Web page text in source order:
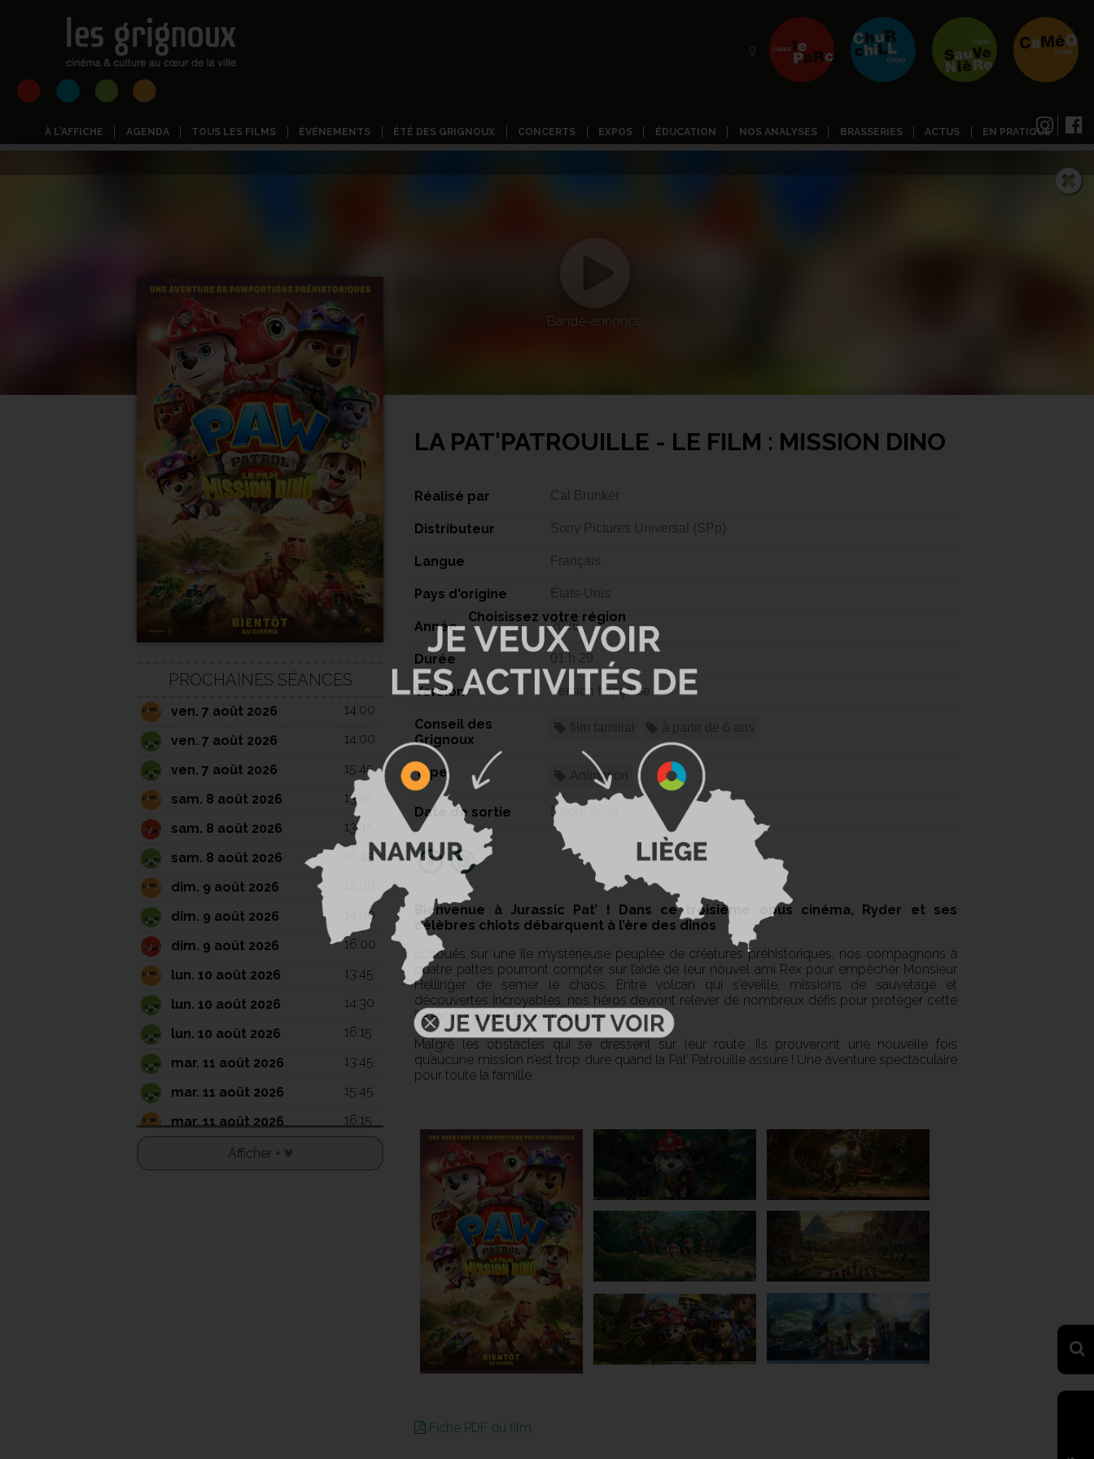
À L'AFFICHE AGENDA TOUS LES FILMS ÉVÉNEMENTS ÉTÉ DES GRIGNOUX CONCERTS EXPOS ÉDUCATION NOS ANALYSES BRASSERIES ACTUS EN PRATIQUE
Bande-annonce
PROCHAINES SÉANCES
ven. 7 août 2026
14:00
ven. 7 août 2026
14:00
ven. 7 août 2026
15:45
sam. 8 août 2026
13:45
sam. 8 août 2026
13:45
sam. 8 août 2026
16:45
dim. 9 août 2026
dim. 9 août 2026
14:00
dim. 9 août 2026
16:00
lun. 10 août 2026
13:45
lun. 10 août 2026
14:30
lun. 10 août 2026
16:15
mar. 11 août 2026
13:45
mar. 11 août 2026
15:45
mar. 11 août 2026
16:15
mer. 12 août 2026
Afficher +
LA PAT'PATROUILLE - LE FILM : MISSION DINO
Réalisé par Cal Brunker
Distributeur Sony Pictures Universal (SPp)
Langue Français
Pays d'origine États-Unis
Année 2026
Durée 01 h 29
Version Version française
Conseil des
Grignoux
Type Animation
Date de sortie 5 août 2026
Bienvenue à Jurassic Pat’ ! Dans ce troisième opus cinéma, Ryder et ses
célèbres chiots débarquent à l’ère des dinos
Échoués sur une île mystérieuse peuplée de créatures préhistoriques, nos compagnons à
quatre pattes pourront compter sur l’aide de leur nouvel ami Rex pour empêcher Monsieur
Hellinger de semer le chaos. Entre volcan qui s’éveille, missions de sauvetage et
découvertes incroyables, nos héros devront relever de nombreux défis pour protéger cette
île extraordinaire et ses habitants.
Malgré les obstacles qui se dressent sur leur route, ils prouveront une nouvelle fois
qu’aucune mission n’est trop dure quand la Pat’ Patrouille assure ! Une aventure spectaculaire
pour toute la famille.
Fiche PDF du film
Choisissez votre région